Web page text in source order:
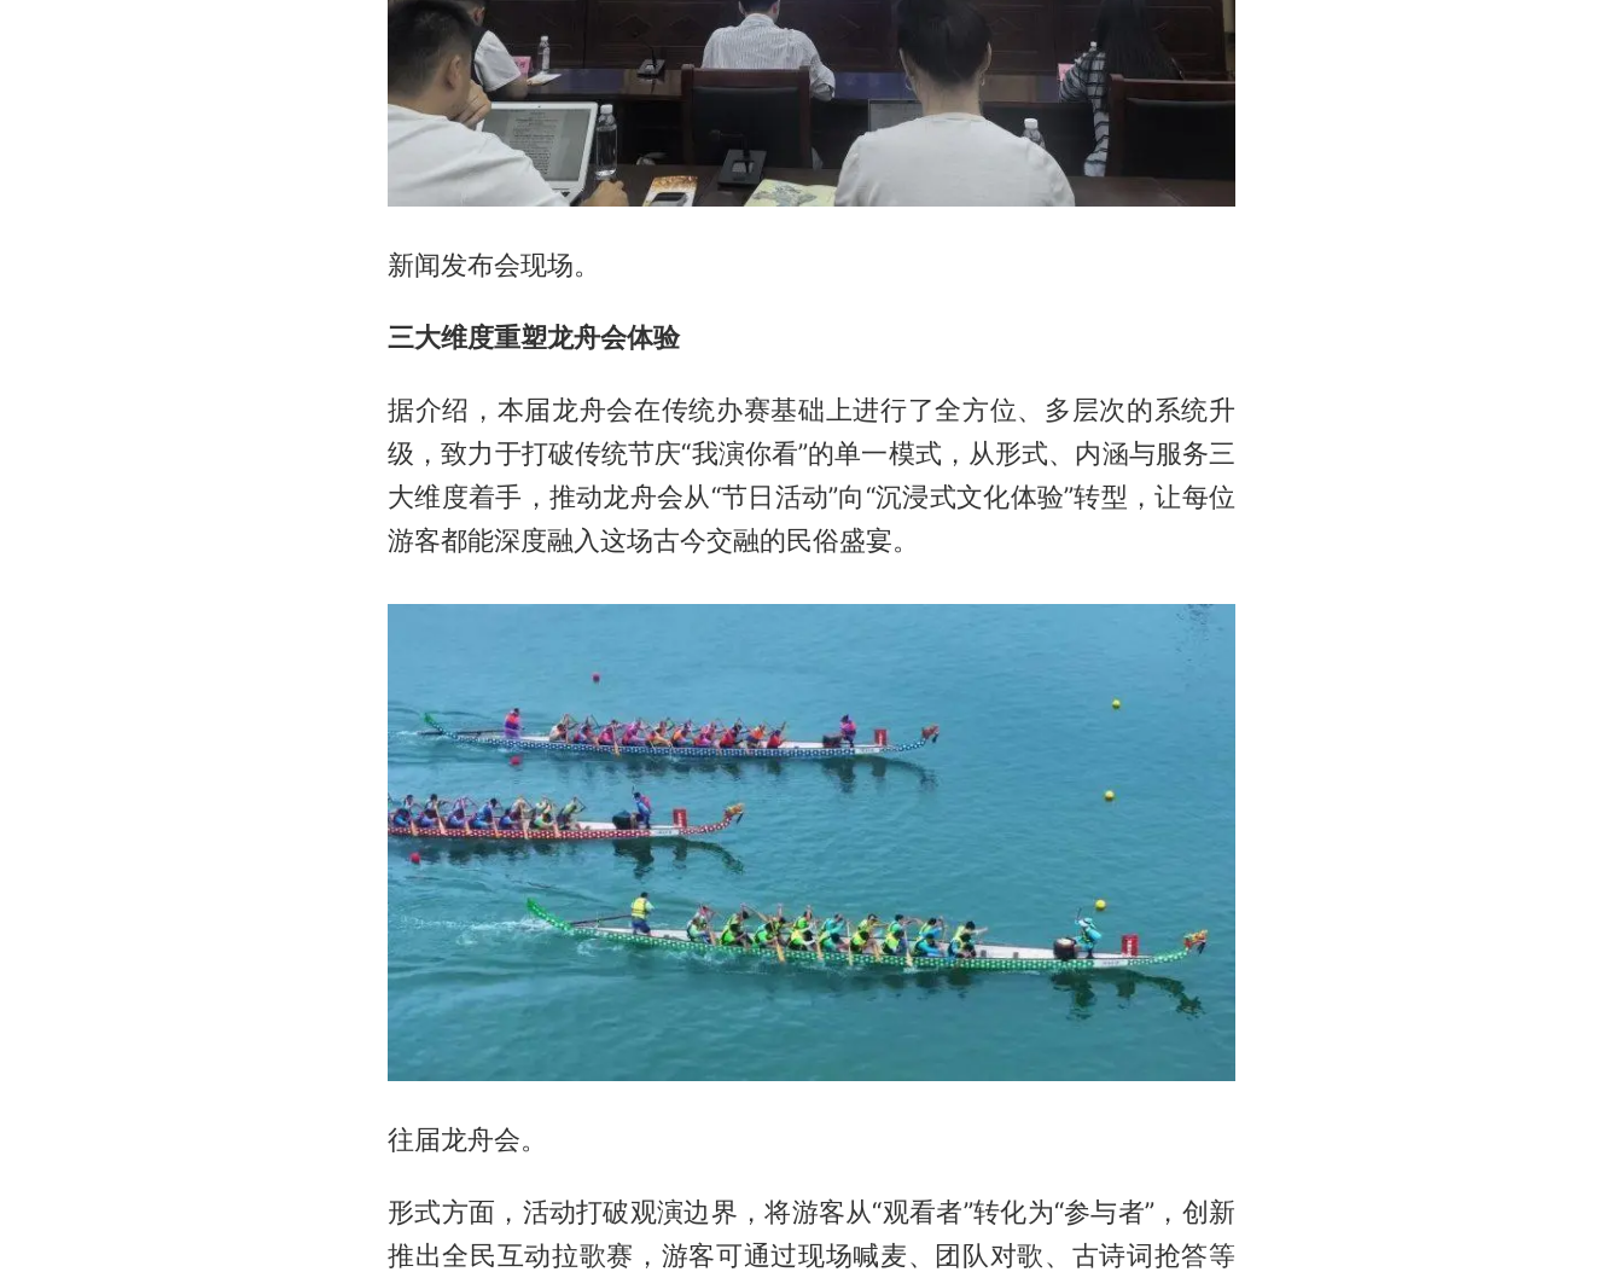
新闻发布会现场。
三大维度重塑龙舟会体验
据介绍，本届龙舟会在传统办赛基础上进行了全方位、多层次的系统升
级，致力于打破传统节庆“我演你看”的单一模式，从形式、内涵与服务三
大维度着手，推动龙舟会从“节日活动”向“沉浸式文化体验”转型，让每位
游客都能深度融入这场古今交融的民俗盛宴。
往届龙舟会。
形式方面，活动打破观演边界，将游客从“观看者”转化为“参与者”，创新
推出全民互动拉歌赛，游客可通过现场喊麦、团队对歌、古诗词抢答等